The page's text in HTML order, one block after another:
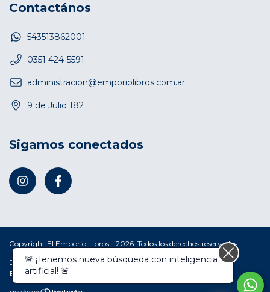
Contactános
543513862001
0351 424-5591
administracion@emporiolibros.com.ar
9 de Julio 182
Sigamos conectados
Copyright El Emporio Libros - 2026. Todos los derechos reservados.
Defensa de las y los consumidores. Para reclamos ingresá acá. /
Botón de arrepentimiento
🚨 ¡Tenemos nueva búsqueda con inteligencia
artificial! 🚨